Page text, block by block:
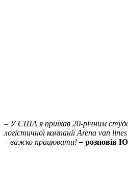
– У США я приїхав 20-річним
логістичної компаніїArena van lines
– важко працювати!– розповів